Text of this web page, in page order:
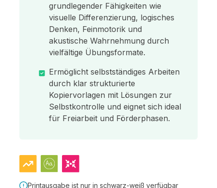
grundlegender Fähigkeiten wie
visuelle Differenzierung, logisches
Denken, Feinmotorik und
akustische Wahrnehmung durch
vielfältige Übungsformate.
Ermöglicht selbstständiges Arbeiten
durch klar strukturierte
Kopiervorlagen mit Lösungen zur
Selbstkontrolle und eignet sich ideal
für Freiarbeit und Förderphasen.
Printausgabe ist nur in schwarz-weiß verfügbar